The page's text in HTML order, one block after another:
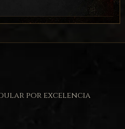
por excelencia